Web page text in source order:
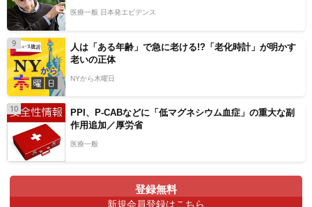
医療一般 日本発エビデンス
9
人は「ある年齢」で急に老ける!?「老化時計」が明かす
老いの正体
NYから木曜日
10
PPI、P-CABなどに「低マグネシウム血症」の重大な副
作用追加／厚労省
医療一般
登録無料
新規会員登録はこちら